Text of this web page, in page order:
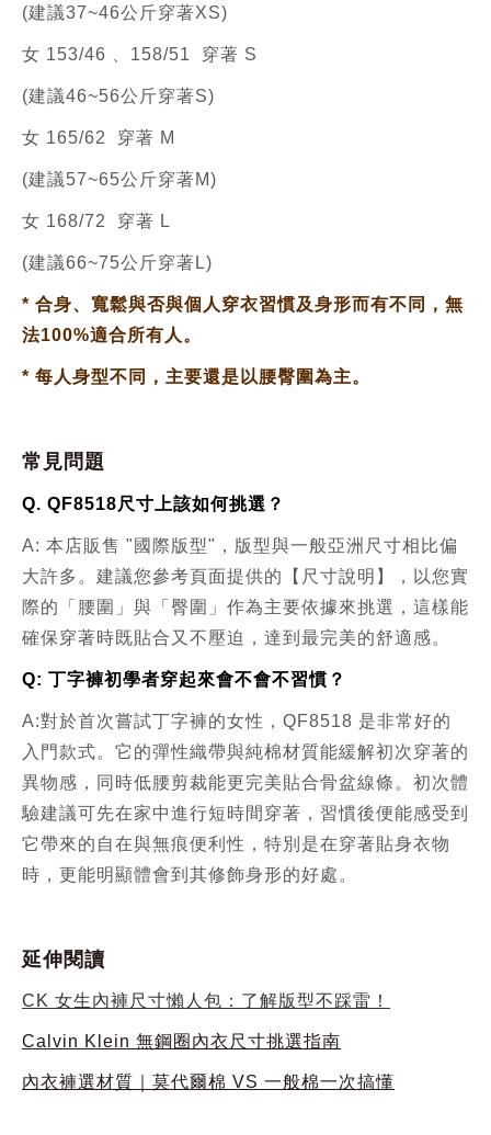
(建議37~46公斤穿著XS)
女 153/46 、 158/51 穿著 S
(建議46~56公斤穿著S)
女 165/62 穿著 M
(建議57~65公斤穿著M)
女 168/72 穿著 L
(建議66~75公斤穿著L)
* 合身、寬鬆與否與個人穿衣習慣及身形而有不同，無
法100%適合所有人。
* 每人身型不同，主要還是以腰臀圍為主。
常見問題
Q. QF8518尺寸上該如何挑選？
A: 本店販售 "國際版型"，版型與一般亞洲尺寸相比偏
大許多。建議您參考頁面提供的【尺寸說明】，以您實
際的「腰圍」與「臀圍」作為主要依據來挑選，這樣能
確保穿著時既貼合又不壓迫，達到最完美的舒適感。
Q: 丁字褲初學者穿起來會不會不習慣？
A:對於首次嘗試丁字褲的女性，QF8518 是非常好的
入門款式。它的彈性織帶與純棉材質能緩解初次穿著的
異物感，同時低腰剪裁能更完美貼合骨盆線條。初次體
驗建議可先在家中進行短時間穿著，習慣後便能感受到
它帶來的自在與無痕便利性，特別是在穿著貼身衣物
時，更能明顯體會到其修飾身形的好處。
延伸閱讀
CK 女生內褲尺寸懶人包：了解版型不踩雷！
Calvin Klein 無鋼圈內衣尺寸挑選指南
內衣褲選材質｜莫代爾棉 VS 一般棉一次搞懂